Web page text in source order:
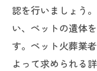
認を行いましょう
い、ペットの遺体
す。ペット火葬業
よって求められる